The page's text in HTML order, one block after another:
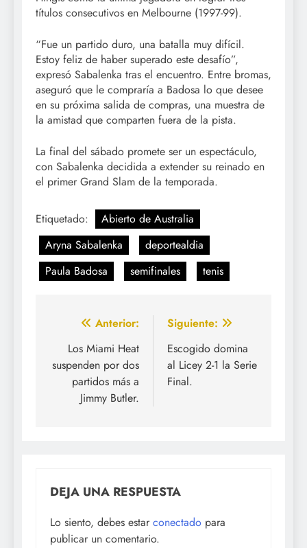
títulos consecutivos en Melbourne (1997-99).
“Fue un partido duro, una batalla muy difícil.
Estoy feliz de haber superado este desafío”,
expresó Sabalenka tras el encuentro. Entre bromas,
aseguró que le compraría a Badosa lo que desee
en su próxima salida de compras, una muestra de
la amistad que comparten fuera de la pista.
La final del sábado promete ser un espectáculo,
con Sabalenka decidida a extender su reinado en
el primer Grand Slam de la temporada.
Etiquetado:
Abierto de Australia
Aryna Sabalenka
deportealdia
Paula Badosa
semifinales tenis
Navegación
entradas
Anterior:
Los Miami Heat
suspenden por dos
partidos más a
Jimmy Butler.
Siguiente:
Escogido domina
al Licey 2-1 la Serie
Final.
DEJA UNA RESPUESTA
Lo siento, debes estar conectado para
publicar un comentario.